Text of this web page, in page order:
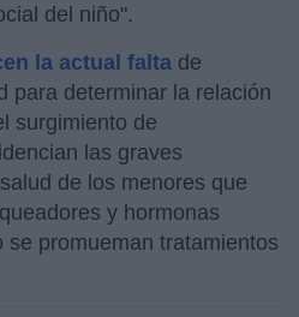
del niño".
la actual falta de
para determinar la relación
surgimiento de
las graves
de los menores que
y hormonas
se promueman tratamientos